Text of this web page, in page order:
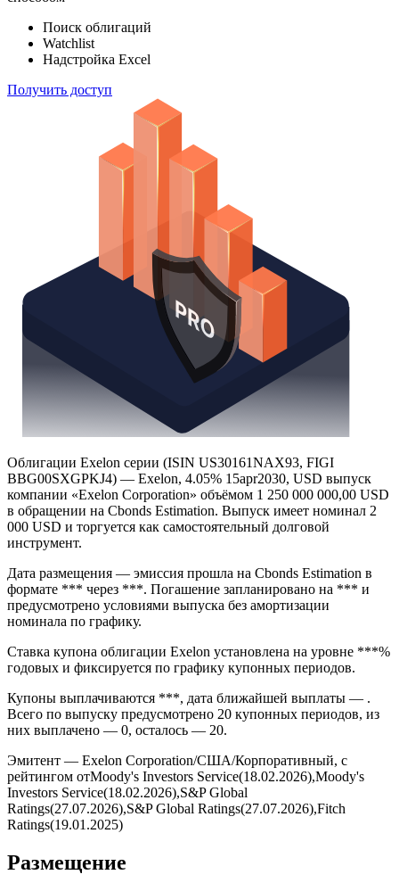
Поиск облигаций
Watchlist
Надстройка Excel
Получить доступ
Облигации Exelon серии (ISIN US30161NAX93, FIGI
BBG00SXGPKJ4) — Exelon, 4.05% 15apr2030, USD выпуск
компании «Exelon Corporation» объёмом 1 250 000 000,00 USD
в обращении на Cbonds Estimation. Выпуск имеет номинал 2
000 USD и торгуется как самостоятельный долговой
инструмент.
Дата размещения — эмиссия прошла на Cbonds Estimation в
формате *** через ***. Погашение запланировано на *** и
предусмотрено условиями выпуска без амортизации
номинала по графику.
Ставка купона облигации Exelon установлена на уровне ***%
годовых и фиксируется по графику купонных периодов.
Купоны выплачиваются ***, дата ближайшей выплаты — .
Всего по выпуску предусмотрено 20 купонных периодов, из
них выплачено — 0, осталось — 20.
Эмитент — Exelon Corporation/США/Корпоративный, с
рейтингом отMoody's Investors Service(18.02.2026),Moody's
Investors Service(18.02.2026),S&P Global
Ratings(27.07.2026),S&P Global Ratings(27.07.2026),Fitch
Ratings(19.01.2025)
Размещение